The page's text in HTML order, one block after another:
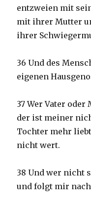
entzweien mit
mit ihrer Mutter
ihrer
36 Und des
eigenen
37 Wer Vater
der ist meiner
Tochter mehr
nicht wert.
38 Und wer nicht
und folgt mir